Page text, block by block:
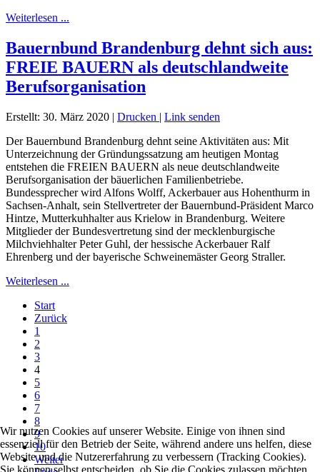
Weiterlesen ...
Bauernbund Brandenburg dehnt sich aus:
FREIE BAUERN als deutschlandweite
Berufsorganisation
Erstellt: 30. März 2020 | Drucken | Link senden
Der Bauernbund Brandenburg dehnt seine Aktivitäten aus: Mit
Unterzeichnung der Gründungssatzung am heutigen Montag
entstehen die FREIEN BAUERN als neue deutschlandweite
Berufsorganisation der bäuerlichen Familienbetriebe.
Bundessprecher wird Alfons Wolff, Ackerbauer aus Hohenthurm in
Sachsen-Anhalt, sein Stellvertreter der Bauernbund-Präsident Marco
Hintze, Mutterkuhhalter aus Krielow in Brandenburg. Weitere
Mitglieder der Bundesvertretung sind der mecklenburgische
Milchviehhalter Peter Guhl, der hessische Ackerbauer Ralf
Ehrenberg und der bayerische Schweinemäster Georg Straller.
Weiterlesen ...
Start
Zurück
1
2
3
4
5
6
7
8
9
10
Weiter
Wir nutzen Cookies auf unserer Website. Einige von ihnen sind
essenziell für den Betrieb der Seite, während andere uns helfen, diese
Website und die Nutzererfahrung zu verbessern (Tracking Cookies).
Sie können selbst entscheiden, ob Sie die Cookies zulassen möchten.